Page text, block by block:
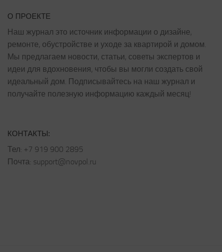
О ПРОЕКТЕ
Наш журнал это источник информации о дизайне,
ремонте, обустройстве и уходе за квартирой и домом.
Мы предлагаем новости, статьи, советы экспертов и
идеи для вдохновения, чтобы вы могли создать свой
идеальный дом. Подписывайтесь на наш журнал и
получайте полезную информацию каждый месяц!
КОНТАКТЫ:
Тел: +7 919 900 2895
Почта: support@novpol.ru